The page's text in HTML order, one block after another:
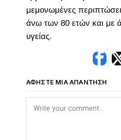
μεμονωμένες
άνω των 80 ετών και με
υγείας.
ΑΦΉΣΤΕ ΜΙΑ ΑΠΆΝΤΗΣΗ